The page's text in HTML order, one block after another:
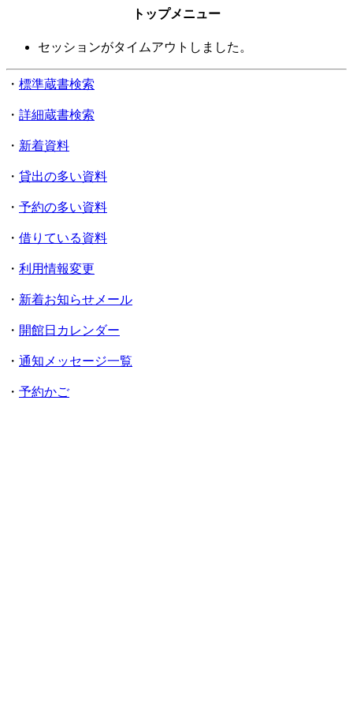
トップメニュー
セッションがタイムアウトしました。
・ 標準蔵書検索
・ 詳細蔵書検索
・ 新着資料
・ 貸出の多い資料
・ 予約の多い資料
・ 借りている資料
・ 利用情報変更
・ 新着お知らせメール
・ 開館日カレンダー
・ 通知メッセージ一覧
・ 予約かご